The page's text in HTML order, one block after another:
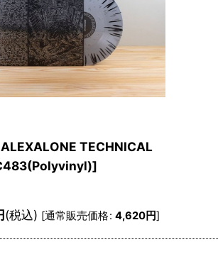
TECHNICAL
]
(税込) [通常販売価格: 4,620円]